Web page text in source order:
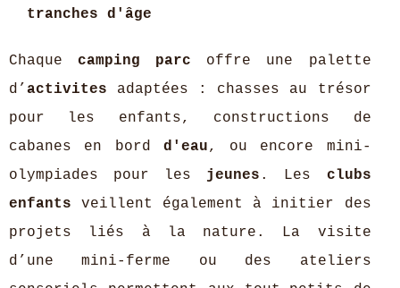
tranches d'âge
Chaquecamping parc offre une palette
d’ activites adaptées : chasses au trésor
pour les enfants, constructions de
cabanes en bord d'eau, ou encore mini-
olympiades pour les jeunes . Les clubs
enfants veillent également à initier des
projets liés à la nature. La visite
d’une mini-ferme ou des ateliers